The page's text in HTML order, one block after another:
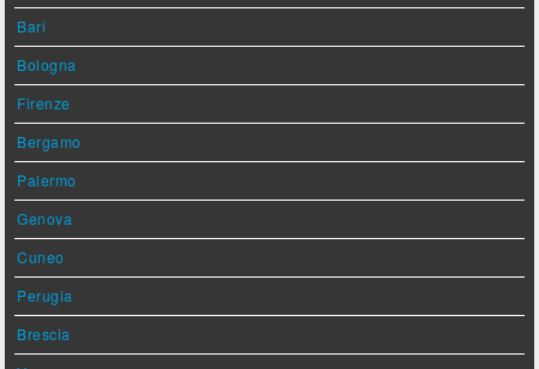
Bari
Bologna
Firenze
Bergamo
Palermo
Genova
Cuneo
Perugia
Brescia